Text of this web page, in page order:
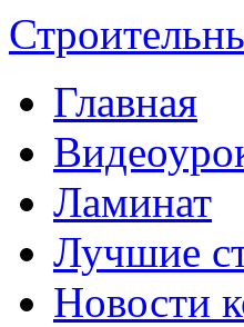
Главная
Ламинат
Лучшие
Новости